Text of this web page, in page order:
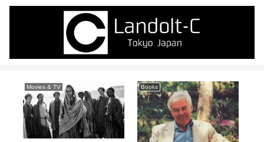
Movies & TV Books